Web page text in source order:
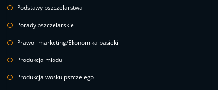
Podstawy pszczelarstwa
Porady pszczelarskie
Prawo i marketing/Ekonomika pasieki
Produkcja miodu
Produkcja wosku pszczelego